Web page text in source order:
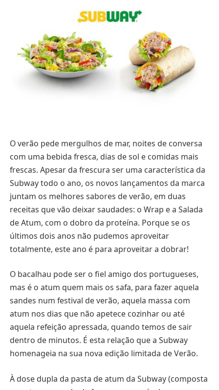
O verão pede mergulhos de mar, noites de conversa
com uma bebida fresca, dias de sol e comidas mais
frescas. Apesar da frescura ser uma característica da
Subway todo o ano, os novos lançamentos da marca
juntam os melhores sabores de verão, em duas
receitas que vão deixar saudades: o Wrap e a Salada
de Atum, com o dobro da proteína. Porque se os
últimos dois anos não pudemos aproveitar
totalmente, este ano é para aproveitar a dobrar!
O bacalhau pode ser o fiel amigo dos portugueses,
mas é o atum quem mais os safa, para fazer aquela
sandes num festival de verão, aquela massa com
atum nos dias que não apetece cozinhar ou até
aquela refeição apressada, quando temos de sair
dentro de minutos. É esta relação que a Subway
homenageia na sua nova edição limitada de Verão.
À dose dupla da pasta de atum da Subway (composta